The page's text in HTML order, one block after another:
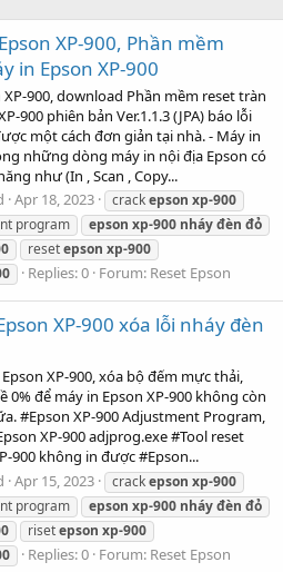
XP-900, Phần mềm
in Epson XP-900
900, download Phần mềm reset tràn
900 phiên bản Ver.1.1.3 (JPA) báo lỗi
một cách đơn giản tại nhà. - Máy in
những dòng máy in nội địa Epson có
như (In , Scan , Copy...
Apr 18, 2023 crackepson xp-900
program epson xp-900 nháyđèn đỏ
resetepson xp-900
Replies: 0 Forum: Reset Epson
XP-900 xóa lỗi nháy đèn
XP-900, xóa bộ đếm mực thải,
0% để máy in Epson XP-900 không còn
#Epson XP-900 Adjustment Program,
XP-900 adjprog.exe #Tool reset
900 không in được #Epson...
Apr 15, 2023 crackepson xp-900
program epson xp-900 nháyđèn đỏ
risetepson xp-900
Replies: 0 Forum: Reset Epson